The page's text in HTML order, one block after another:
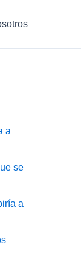
a
se
a